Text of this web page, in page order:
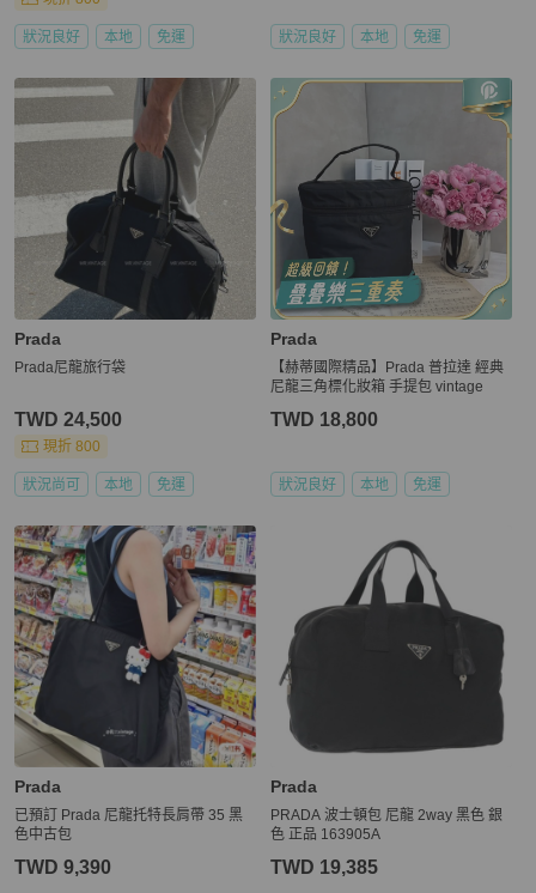
狀況良好 本地 免運 狀況良好 本地 免運
Prada
Prada尼龍旅行袋
TWD 24,500
現折 800
狀況尚可 本地 免運
Prada
【赫蒂國際精品】Prada 普拉達 經典
尼龍三角標化妝箱 手提包 vintage
TWD 18,800
狀況良好 本地 免運
Prada
已預訂 Prada 尼龍托特長肩帶 35 黑
色中古包
TWD 9,390
Prada
PRADA 波士頓包 尼龍 2way 黑色 銀
色 正品 163905A
TWD 19,385